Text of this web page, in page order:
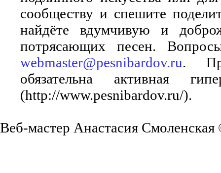
сообществу и спешите
найдёте вдумчивую и
потрясающих песен.
webmaster@pesnibardov.ru.
обязательна активная
(http://www.pesnibardov.ru/).
Веб-мастер Анастасия